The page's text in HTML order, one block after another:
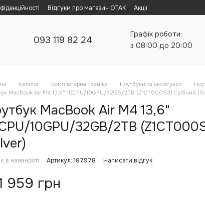
Відгуки про магазин ОТАК Акції
093 119 82 24
Графік роботи:
з 08:00 до 20:00
Каталог Комп'ютерна техніка Ноутбуки та аксесуари
MacBook Air M4 13,6" 10CPU/10GPU/32GB/2TB (Z1CT000S3) Срібний
MacBook Air M4 13,6"
10GPU/32GB/2TB
в наявності Артикул: 187978 Написати відгук
959 грн